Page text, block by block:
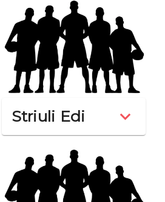
Striuli Edi